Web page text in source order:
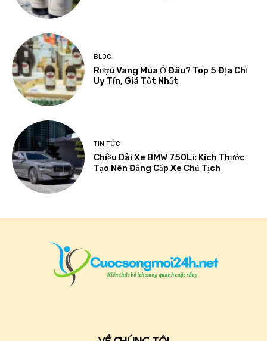
BLOG
Rượu Vang Mua Ở Đâu? Top 5 Địa Chỉ
Uy Tín, Giá Tốt Nhất
TIN TỨC
Chiều Dài Xe BMW 750Li: Kích Thước
Tạo Nên Đẳng Cấp Xe Chủ Tịch